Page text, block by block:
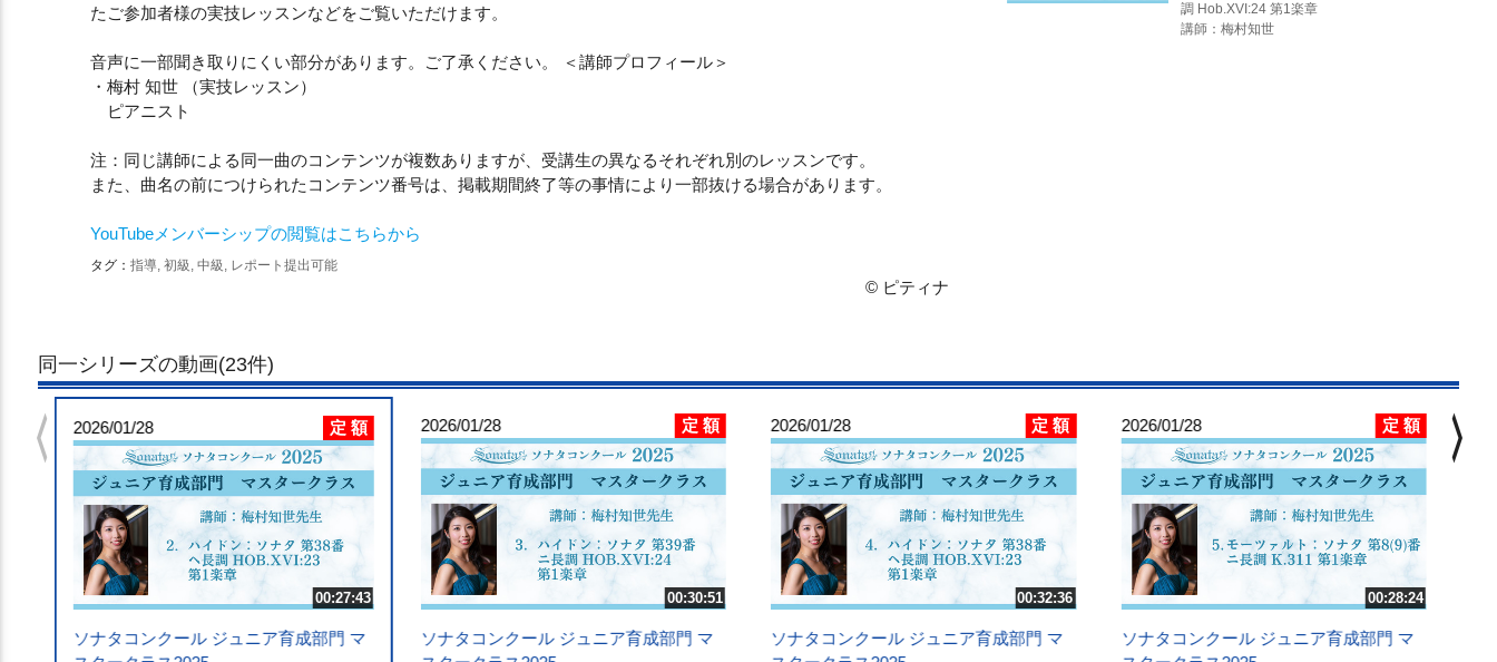
たご参加者様の実技レッスンなどをご覧いただけます。
音声に一部聞き取りにくい部分があります。ご了承ください。 ＜講師プロフィール＞
・梅村 知世 （実技レッスン）
ピアニスト
注：同じ講師による同一曲のコンテンツが複数ありますが、受講生の異なるそれぞれ別のレッスンです。
また、曲名の前につけられたコンテンツ番号は、掲載期間終了等の事情により一部抜ける場合があります。
YouTubeメンバーシップの閲覧はこちらから
タグ： 指導, 初級, 中級, レポート提出可能
© ピティナ
調 Hob.XVI:24 第1楽章
講師：梅村知世
同一シリーズの動画(23件)
2026/01/28 定 額
00:27:43
ソナタコンクール ジュニア育成部門 マ
2026/01/28 定 額
00:30:51
ソナタコンクール ジュニア育成部門 マ
2026/01/28 定 額
00:32:36
ソナタコンクール ジュニア育成部門 マ
2026/01/28 定 額
00:28:24
ソナタコンクール ジュニア育成部門 マ
chevron_left chevron_right